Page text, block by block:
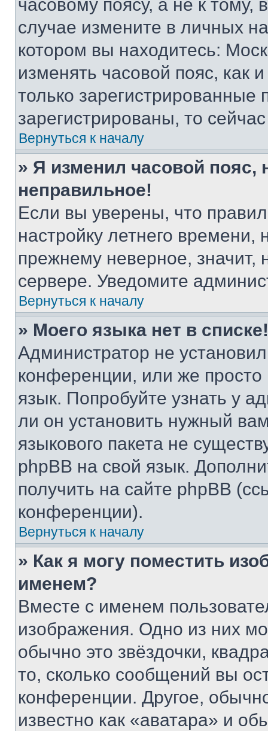
часовому поясу, а не к тому,
случае измените в личных
котором вы находитесь:
изменять часовой пояс, как
только
зарегистрированы, то
Вернуться к началу
» Я изменил часовой пояс,
неправильное!
Если вы уверены, что
настройку летнего
прежнему неверное, значит,
сервере. Уведомите
Вернуться к началу
» Моего языка нет в списке!
Администратор не
конференции, или же
язык. Попробуйте узнать у
ли он установить нужный
языкового пакета не
phpBB на свой язык.
получить на сайте phpBB
конференции).
Вернуться к началу
» Как я могу поместить
именем?
Вместе с именем
изображения. Одно из них
обычно это звёздочки,
то, сколько сообщений вы
конференции. Другое,
известно как «аватара» и